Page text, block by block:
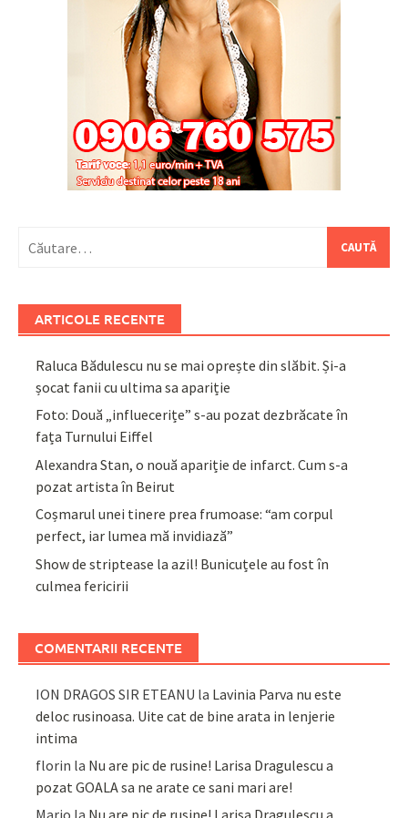
după:
ARTICOLE RECENTE
Raluca Bădulescu nu se mai oprește din slăbit. Și-a
șocat fanii cu ultima sa apariție
Foto: Două „influecerițe” s-au pozat dezbrăcate în
fața Turnului Eiffel
Alexandra Stan, o nouă apariție de infarct. Cum s-a
pozat artista în Beirut
Coșmarul unei tinere prea frumoase: “am corpul
perfect, iar lumea mă invidiază”
Show de striptease la azil! Bunicuțele au fost în
culmea fericirii
COMENTARII RECENTE
ION DRAGOS SIR ETEANU la Lavinia Parva nu este
deloc rusinoasa. Uite cat de bine arata in lenjerie
intima
florin la Nu are pic de rusine! Larisa Dragulescu a
pozat GOALA sa ne arate ce sani mari are!